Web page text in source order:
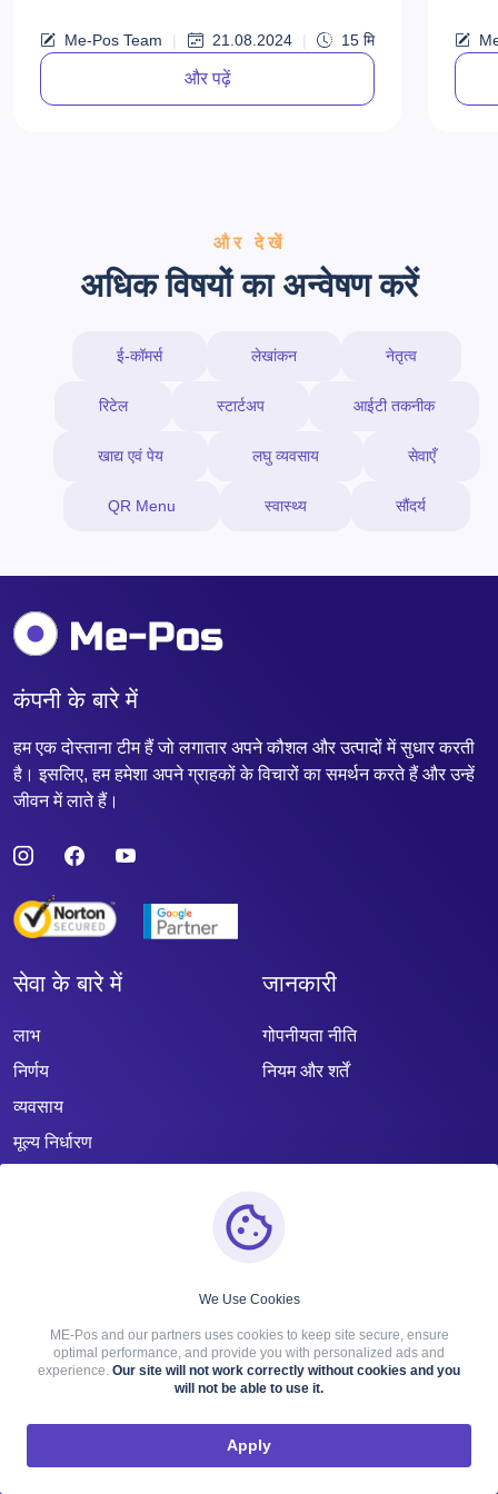
Me-Pos Team | 21.08.2024 | 15 मि
और पढ़ें
और देखें
अधिक विषयों का अन्वेषण करें
ई-कॉमर्स लेखांकन नेतृत्व
रिटेल स्टार्टअप आईटी तकनीक
खाद्य एवं पेय लघु व्यवसाय सेवाएँ
QR Menu स्वास्थ्य सौंदर्य
कंपनी के बारे में
हम एक दोस्ताना टीम हैं जो लगातार अपने कौशल और उत्पादों में सुधार करती
है। इसलिए, हम हमेशा अपने ग्राहकों के विचारों का समर्थन करते हैं और उन्हें
जीवन में लाते हैं।
सेवा के बारे में
लाभ
निर्णय
व्यवसाय
मूल्य निर्धारण
जानकारी
गोपनीयता नीति
नियम और शर्तें
We Use Cookies
ME-Pos and our partners uses cookies to keep site secure, ensure
optimal performance, and provide you with personalized ads and
experience. Our site will not work correctly without cookies and you
will not be able to use it.
Apply